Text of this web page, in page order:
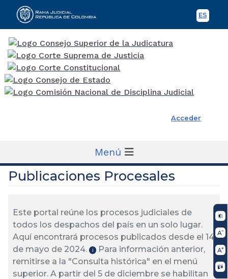
ES
Rama Judicial
Acceder
Menú
Publicaciones Procesales
Este portal reúne los procesos judiciales de
todos los despachos del país en un solo lugar.
Aquí encontrará procesos publicados desde el 14
de mayo de 2024.
ℹ️
Para información anterior,
remitirse a la "Consulta histórica" en el menú
superior. A partir del 5 de diciembre se habilitan